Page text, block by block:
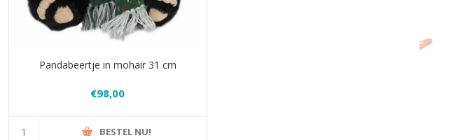
Pandabeertje in mohair 31 cm
€98,00
BESTEL NU!